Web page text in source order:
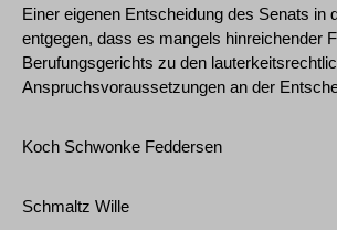
Einer eigenen Entscheidung des Senats in
entgegen, dass es mangels hinreichender
Berufungsgerichts zu den
Anspruchsvoraussetzungen an der
Koch Schwonke Feddersen
Schmaltz Wille